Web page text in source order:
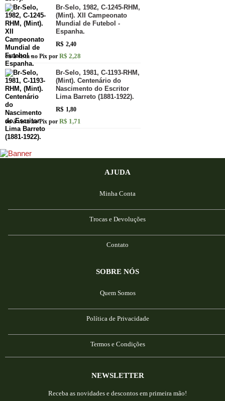
Br-Selo, 1982, C-1245-RHM,
(Mint). XII Campeonato
Mundial de Futebol -
Espanha.
R$ 2,40
ou à vista no Pix por R$ 2,28
Br-Selo, 1981, C-1193-RHM,
(Mint). Centenário do
Nascimento do Escritor
Lima Barreto (1881-1922).
R$ 1,80
ou à vista no Pix por R$ 1,71
AJUDA
Minha Conta
Trocas e Devoluções
Contato
SOBRE NÓS
Quem Somos
Política de Privacidade
Termos e Condições
NEWSLETTER
Receba as novidades e descontos em primeira mão!